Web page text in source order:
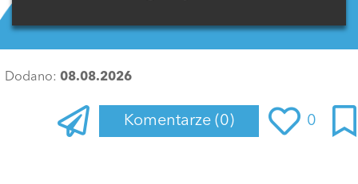
Dodano: 08.08.2026
Komentarze (0) 0